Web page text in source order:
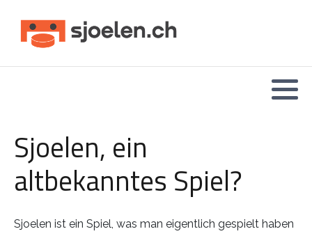
Sjoelen, ein
altbekanntes Spiel?
Sjoelen ist ein Spiel, was man eigentlich gespielt haben